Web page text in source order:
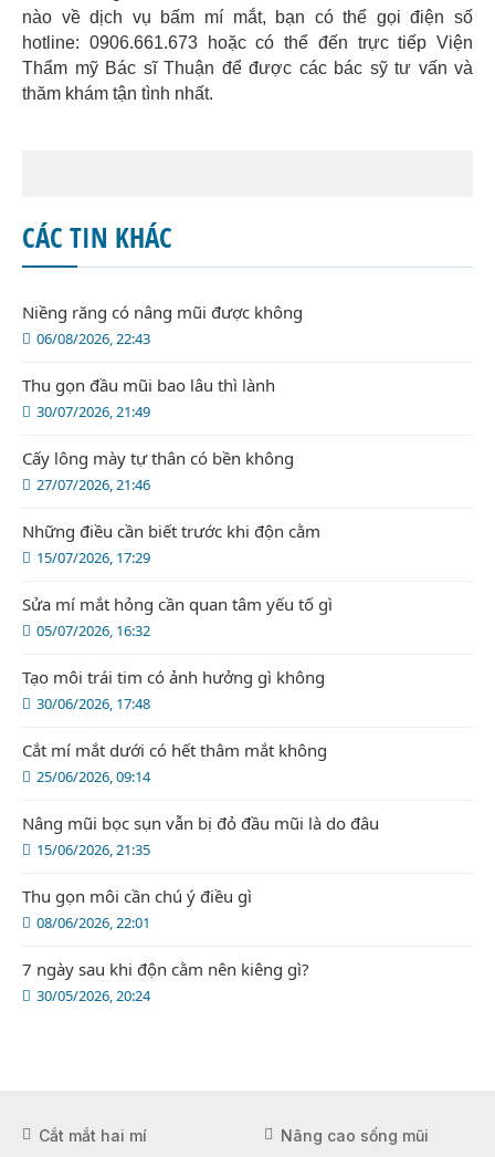
nào về dịch vụ bấm mí mắt, bạn có thể gọi điện số
hotline: 0906.661.673 hoặc có thể đến trực tiếp Viện
Thẩm mỹ Bác sĩ Thuận để được các bác sỹ tư vấn và
thăm khám tận tình nhất.
CÁC TIN KHÁC
06/08/2026, 22:43
Niềng răng có nâng mũi được không
30/07/2026, 21:49
Thu gọn đầu mũi bao lâu thì lành
27/07/2026, 21:46
Cấy lông mày tự thân có bền không
15/07/2026, 17:29
Những điều cần biết trước khi độn cằm
05/07/2026, 16:32
Sửa mí mắt hỏng cần quan tâm yếu tố gì
30/06/2026, 17:48
Tạo môi trái tim có ảnh hưởng gì không
25/06/2026, 09:14
Cắt mí mắt dưới có hết thâm mắt không
15/06/2026, 21:35
Nâng mũi bọc sụn vẫn bị đỏ đầu mũi là do đâu
08/06/2026, 22:01
Thu gọn môi cần chú ý điều gì
30/05/2026, 20:24
7 ngày sau khi độn cằm nên kiêng gì?
Cắt mắt hai mí Nâng cao sống mũi